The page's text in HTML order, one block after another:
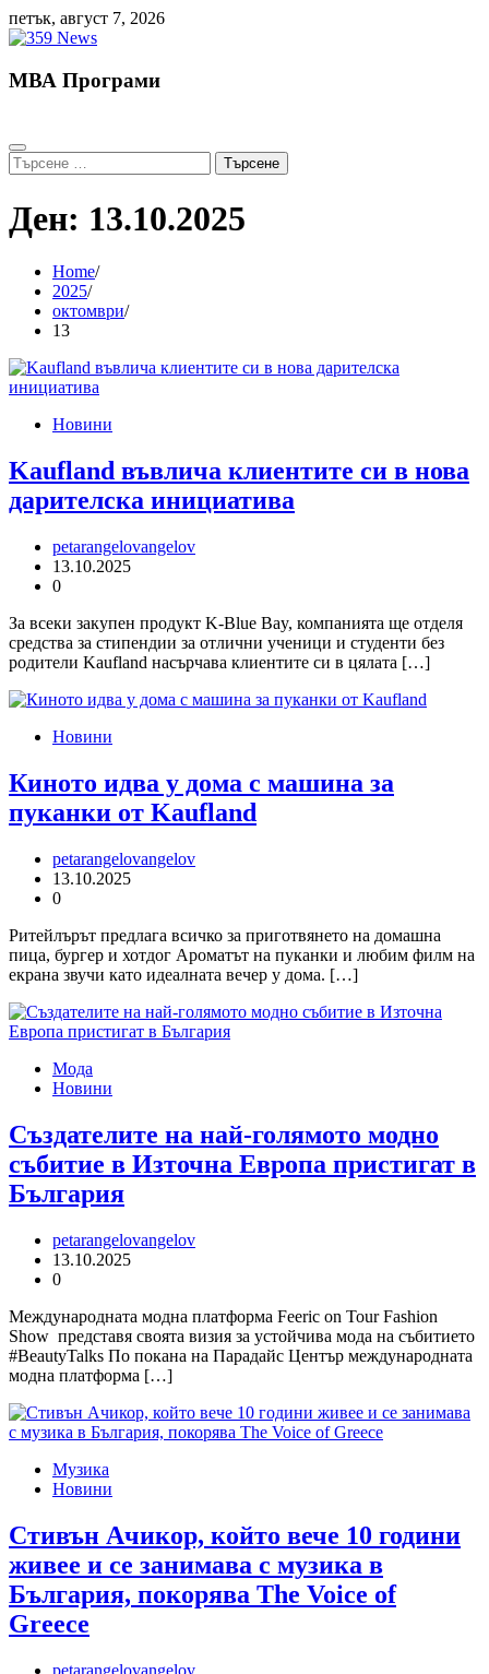
Skip
to
петък, август 7, 2026
МВА Програми
Търсене
за:
Ден: 13.10.2025
Home
2025
октомври
13
Новини
Kaufland въвлича клиентите си в нова
дарителска инициатива
petarangelovangelov
13.10.2025
0
За всеки закупен продукт K-Blue Bay, компанията ще отделя
средства за стипендии за отлични ученици и студенти без
родители Kaufland насърчава клиентите си в цялата […]
Новини
Киното идва у дома с машина за
пуканки от Kaufland
petarangelovangelov
13.10.2025
0
Ритейлърът предлага всичко за приготвянето на домашна
пица, бургер и хотдог Ароматът на пуканки и любим филм на
екрана звучи като идеалната вечер у дома. […]
Мода
Новини
Създателите на най-голямото модно
събитие в Източна Европа пристигат в
България
petarangelovangelov
13.10.2025
0
Международната модна платформа Feeric on Tour Fashion
Show представя своята визия за устойчива мода на събитието
#BeautyTalks По покана на Парадайс Център международната
модна платформа […]
Музика
Новини
Стивън Ачикор, който вече 10 години
живее и се занимава с музика в
България, покорява The Voice of
Greece
petarangelovangelov